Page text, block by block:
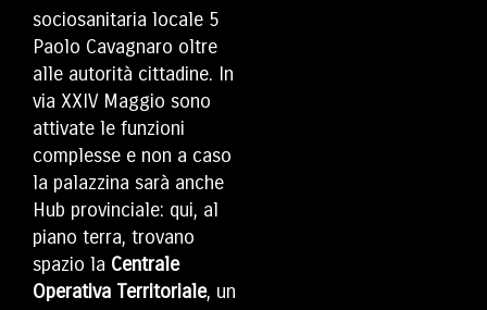
sociosanitaria locale 5
Paolo Cavagnaro oltre
alle autorità cittadine. In
via XXIV Maggio sono
attivate le funzioni
complesse e non a caso
la palazzina sarà anche
Hub provinciale: qui, al
piano terra, trovano
spazio la Centrale
Operativa Territoriale, un